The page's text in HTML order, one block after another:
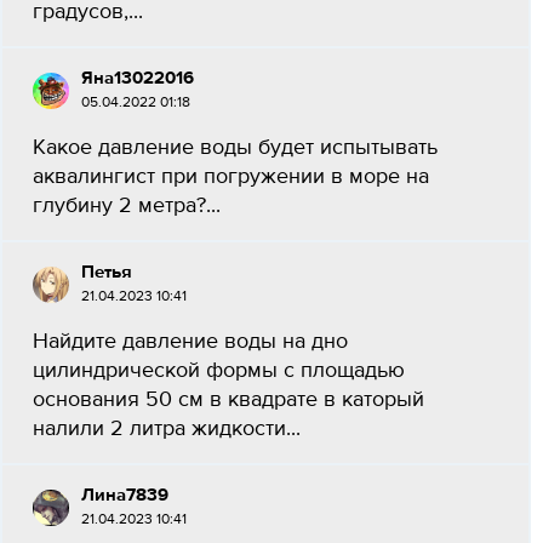
градусов,...
Яна13022016
05.04.2022 01:18
Какое давление воды будет испытывать
аквалингист при погружении в море на
глубину 2 метра?...
Петья
21.04.2023 10:41
Найдите давление воды на дно
цилиндрической формы с площадью
основания 50 см в квадрате в каторый
налили 2 литра жидкости...
Лина7839
21.04.2023 10:41